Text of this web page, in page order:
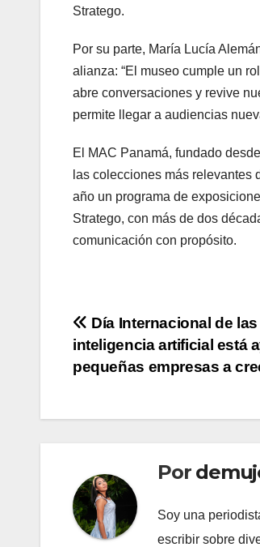
Stratego.
Por su parte, María Lucía
alianza: “El museo cumple un
abre conversaciones y revive
permite llegar a audiencias
El MAC Panamá, fundado
las colecciones más relevantes
año un programa de
Stratego, con más de dos
comunicación con propósito.
Navegación
de
Día Internacional de
inteligencia artificial está
pequeñas empresas a
Por
Soy una
escribir sobre